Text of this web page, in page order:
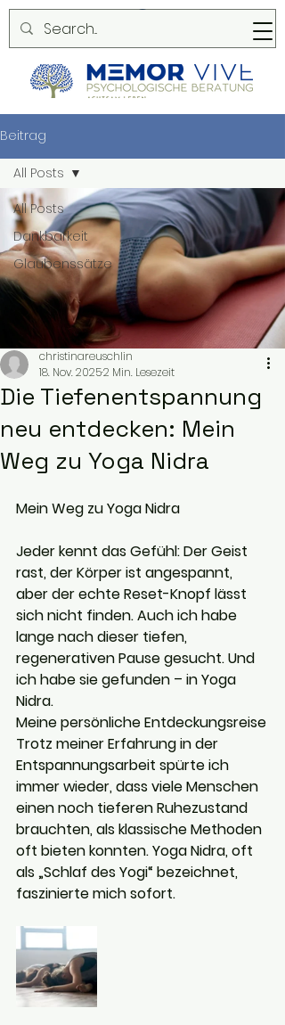
Beitrag
All Posts
Dankbarkeit
Glaubenssätze
All Posts
Die Tiefenentspannung
neu entdecken: Mein
Weg zu Yoga Nidra
christinareuschlin
18. Nov. 20252 Min. Lesezeit
Mein Weg zu Yoga Nidra
Jeder kennt das Gefühl: Der Geist
rast, der Körper ist angespannt,
aber der echte Reset-Knopf lässt
sich nicht finden. Auch ich habe
lange nach dieser tiefen,
regenerativen Pause gesucht. Und
ich habe sie gefunden – in Yoga
Nidra.
Meine persönliche Entdeckungsreise
Trotz meiner Erfahrung in der
Entspannungsarbeit spürte ich
immer wieder, dass viele Menschen
einen noch tieferen Ruhezustand
brauchten, als klassische Methoden
oft bieten konnten. Yoga Nidra, oft
als „Schlaf des Yogi“ bezeichnet,
faszinierte mich sofort.